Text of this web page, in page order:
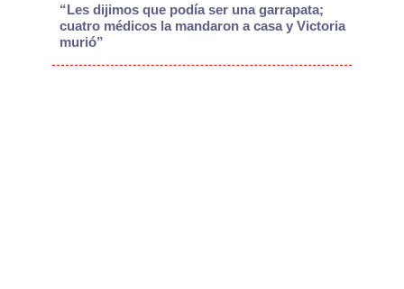
“Les dijimos que podía ser una garrapata;
cuatro médicos la mandaron a casa y Victoria
murió”